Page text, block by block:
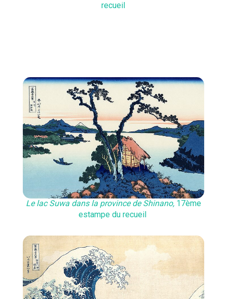
recueil
Le lac Suwa dans la province de Shinano, 17ème
estampe du recueil